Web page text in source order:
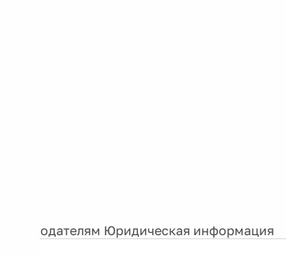
Рекламодателям Юридическая информация